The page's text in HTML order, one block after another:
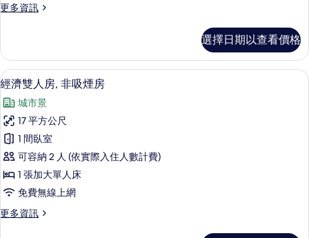
煙
(Japanese
Style
A)
的
所
有
相
片
更多資訊
更
套
房,
非
煙
房
(Japanese
Style
A)
的
詳
情
選擇日期以查看價格
顯
示
經
濟
雙
人
房,
吸
6
經濟雙人房, 非吸煙房
城市景
17 平方公尺
1 間臥室
可容納 2 人 (依實際入住人數計費)
1 張加大單人床
免費無線上網
更多資訊
更